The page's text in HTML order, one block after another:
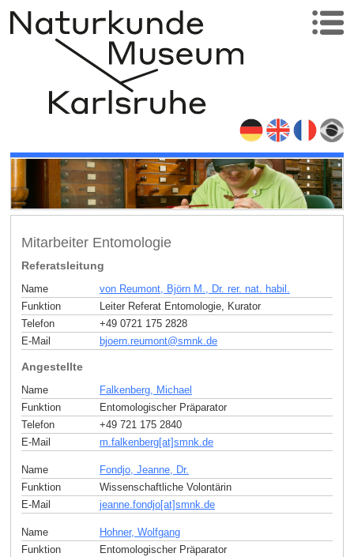
Mitarbeiter Entomologie
Referatsleitung
Name
von Reumont, Björn M., Dr. rer. nat. habil.
Funktion
Leiter Referat Entomologie, Kurator
Telefon
+49 0721 175 2828
E-Mail
bjoern.reumont@smnk.de
Angestellte
Name
Falkenberg, Michael
Funktion
Entomologischer Präparator
Telefon
+49 721 175 2840
E-Mail
m.falkenberg[at]smnk de
Name
Fondjo, Jeanne, Dr.
Funktion
Wissenschaftliche Volontärin
E-Mail
jeanne.fondjo[at]smnk de
Name
Hohner, Wolfgang
Funktion
Entomologischer Präparator